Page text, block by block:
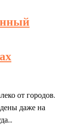
от городов.
даже на